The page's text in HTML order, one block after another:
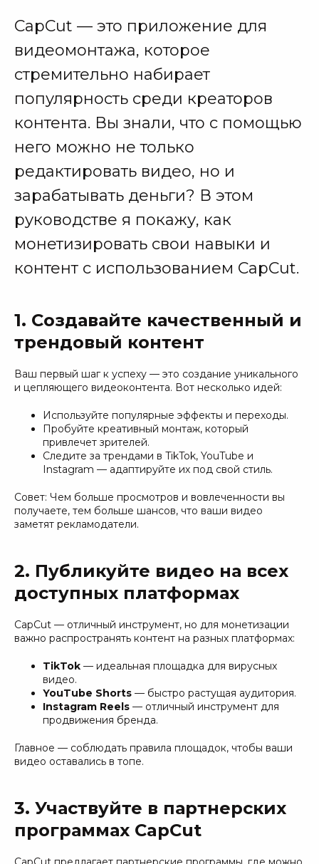
CapCut — это приложение для
видеомонтажа, которое
стремительно набирает
популярность среди креаторов
контента. Вы знали, что с помощью
него можно не только
редактировать видео, но и
зарабатывать деньги? В этом
руководстве я покажу, как
монетизировать свои навыки и
контент с использованием CapCut.
1. Создавайте качественный и
трендовый контент
Ваш первый шаг к успеху — это создание уникального
и цепляющего видеоконтента. Вот несколько идей:
Используйте популярные эффекты и переходы.
Пробуйте креативный монтаж, который
привлечет зрителей.
Следите за трендами в TikTok, YouTube и
Instagram — адаптируйте их под свой стиль.
Совет: Чем больше просмотров и вовлеченности вы
получаете, тем больше шансов, что ваши видео
заметят рекламодатели.
2. Публикуйте видео на всех
доступных платформах
CapCut — отличный инструмент, но для монетизации
важно распространять контент на разных платформах:
TikTok — идеальная площадка для вирусных
видео.
YouTube Shorts — быстро растущая аудитория.
Instagram Reels — отличный инструмент для
продвижения бренда.
Главное — соблюдать правила площадок, чтобы ваши
видео оставались в топе.
3. Участвуйте в партнерских
программах CapCut